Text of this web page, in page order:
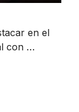
en el
con …